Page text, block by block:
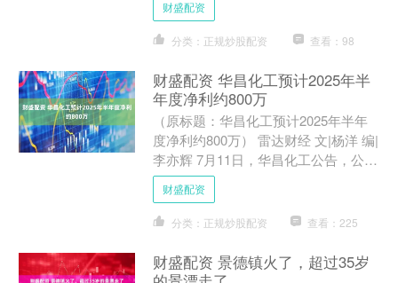
法....
财盛配资
分类：正规炒股配资 查看：98
财盛配资 华昌化工预计2025年半
年度净利约800万
（原标题：华昌化工预计2025年半年
度净利约800万） 雷达财经 文|杨洋 编|
李亦辉 7月11日，华昌化工公告，公司
预计2025年半年度归属于上市公司股
东的净....
财盛配资
分类：正规炒股配资 查看：225
财盛配资 景德镇火了，超过35岁